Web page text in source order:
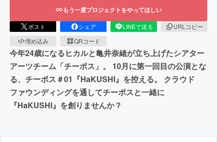
もう一度プロジェクトをやってほしい
ポスト シェア LINEで送る
URLコピー
埋め込み
QRコード
今年24歳になるヒカルと亀井奈緒が立ち上げたシアター
アーツチーム「チーポス」。 10月に第一回目の公演とな
る、チーポス＃01『HaKUSHI』を控える。 クラウド
ファウンディングを通してチーポスと一緒に
『HaKUSHI』を創りませんか？